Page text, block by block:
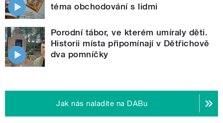
téma obchodování s lidmi
Porodní tábor, ve kterém umíraly děti.
Historii místa připomínají v Dětřichově
dva pomníčky
Jak nás naladíte na DABu